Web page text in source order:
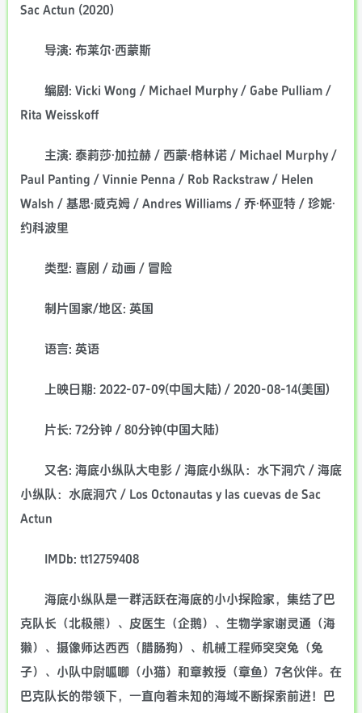
Sac Actun (2020)
导演: 布莱尔·西蒙斯
编剧: Vicki Wong / Michael Murphy / Gabe Pulliam /
Rita Weisskoff
主演: 泰莉莎·加拉赫 / 西蒙·格林诺 / Michael Murphy /
Paul Panting / Vinnie Penna / Rob Rackstraw / Helen
Walsh / 基思·威克姆 / Andres Williams / 乔·怀亚特 / 珍妮·
约科波里
类型: 喜剧 / 动画 / 冒险
制片国家/地区: 英国
语言: 英语
上映日期: 2022-07-09(中国大陆) / 2020-08-14(美国)
片长: 72分钟 / 80分钟(中国大陆)
又名: 海底小纵队大电影 / 海底小纵队：水下洞穴 / 海底
小纵队：水底洞穴 / Los Octonautas y las cuevas de Sac
Actun
IMDb: tt12759408
海底小纵队是一群活跃在海底的小小探险家，集结了巴
克队长（北极熊）、皮医生（企鹅）、生物学家谢灵通（海
獭）、摄像师达西西（腊肠狗）、机械工程师突突兔（兔
子）、小队中尉呱唧（小猫）和章教授（章鱼）7名伙伴。在
巴克队长的带领下，一直向着未知的海域不断探索前进！巴